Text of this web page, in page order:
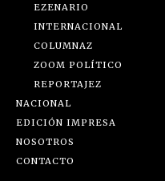
EZENARIO
INTERNACIONAL
COLUMNAZ
ZOOM POLÍTICO
REPORTAJEZ
NACIONAL
EDICIÓN IMPRESA
NOSOTROS
CONTACTO